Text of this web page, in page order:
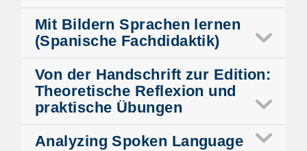
Mit Bildern Sprachen lernen
(Spanische Fachdidaktik)
Von der Handschrift zur Edition:
Theoretische Reflexion und
praktische Übungen
Analyzing Spoken Language